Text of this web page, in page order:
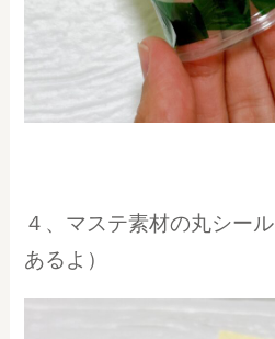
４、マステ素材の丸シー
あるよ）